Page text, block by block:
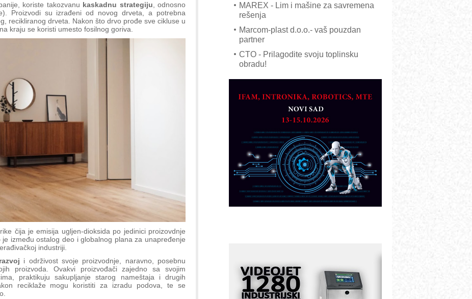
koriste takozvanu kaskadnu strategiju, odnosno
Proizvodi su izrađeni od novog drveta, a potrebna
recikliranog drveta. Nakon što drvo prođe sve cikluse u
kraju se koristi umesto fosilnog goriva.
čija je emisija ugljen-dioksida po jedinici proizovdnje
između ostalog deo i globalnog plana za unapređenje
industriji.
i održivost svoje proizvodnje, naravno, posebnu
proizvoda. Ovakvi proizvođači zajedno sa svojim
praktikuju sakupljanje starog nameštaja i drugih
reciklaže mogu koristiti za izradu podova, te se
MAREX - Lim i mašine za savremena
rešenja
Marcom-plast d.o.o.- vaš pouzdan
partner
CTO - Prilagodite svoju toplinsku
obradu!
Razvoj asortimanskog pravca MINI-
AUKOM: Svetski standard metrologije
dostupan u Srbiji
veštačkom inteligencijom
I.SAFE MOBILE revolucioniše
industrijsku automatizaciju
pionirskimmobile operator PANEL-OM
Fleksibilno stezanje i brzo
podešavanje u proizvodnji prototipova
rešenjima
IBeRTIM - oprema za ispitivanje
kontrole kvaliteta